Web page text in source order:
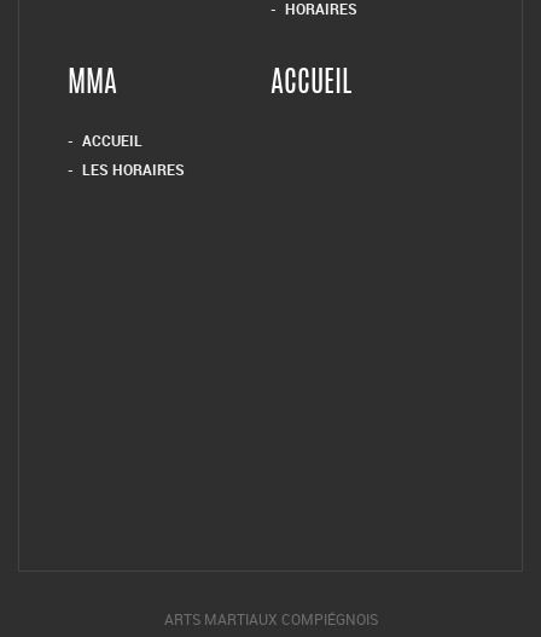
HORAIRES
MMA
ACCUEIL
LES HORAIRES
ACCUEIL
ARTS MARTIAUX COMPIÉGNOIS